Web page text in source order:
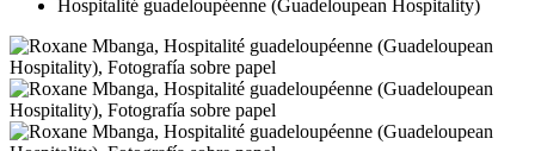
Hospitalité guadeloupéenne (Guadeloupean Hospitality)